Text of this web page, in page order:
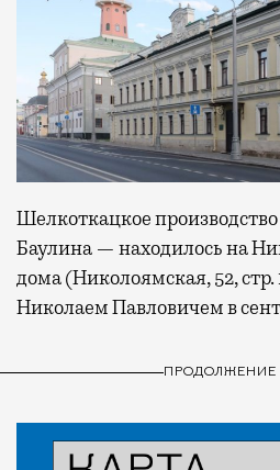
Шелкоткацкое
Баулина — находилось на
дома (Николоямская, 52,
Николаем Павловичем в